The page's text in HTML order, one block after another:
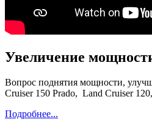
Увеличение
Вопрос поднятия мощности,
Cruiser 150 Prado, Land Cruiser
Подробнее...